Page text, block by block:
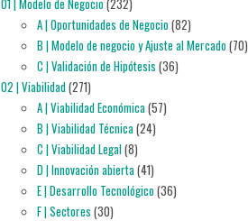
A | Oportunidades de Negocio(82)
B | Modelo de negocio y Ajuste al Mercado(70)
C | Validación de Hipótesis (36)
02 | Viabilidad(271)
A | Viabilidad Económica(57)
B | Viabilidad Técnica(24)
C | Viabilidad Legal(8)
D | Innovación abierta(41)
E | Desarrollo Tecnológico(36)
F | Sectores (30)